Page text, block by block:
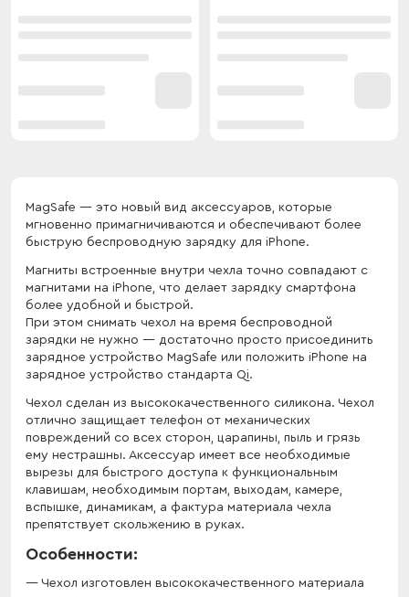
MagSafe — это новый вид аксессуаров, которые
мгновенно примагничиваются и обеспечивают более
быструю беспроводную зарядку для iPhone.
Магниты встроенные внутри чехла точно совпадают с
магнитами на iPhone, что делает зарядку смартфона
более удобной и быстрой.
При этом снимать чехол на время беспроводной
зарядки не нужно — достаточно просто присоединить
зарядное устройство MagSafe или положить iPhone на
зарядное устройство стандарта Qi.
Чехол сделан из высококачественного силикона. Чехол
отлично защищает телефон от механических
повреждений со всех сторон, царапины, пыль и грязь
ему нестрашны. Аксессуар имеет все необходимые
вырезы для быстрого доступа к функциональным
клавишам, необходимым портам, выходам, камере,
вспышке, динамикам, а фактура материала чехла
препятствует скольжению в руках.
Особенности:
Чехол изготовлен высококачественного материала